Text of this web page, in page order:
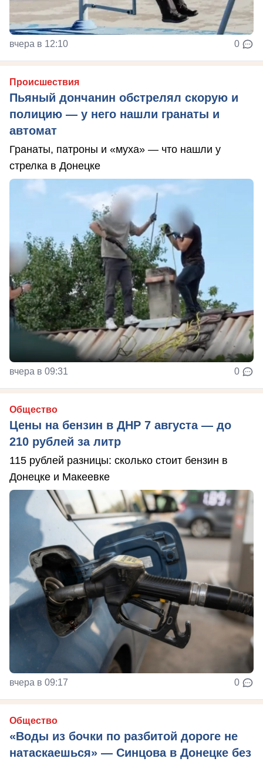
вчера в 12:10 0
Происшествия
Пьяный дончанин обстрелял скорую и
полицию — у него нашли гранаты и
автомат
Гранаты, патроны и «муха» — что нашли у
стрелка в Донецке
вчера в 09:31 0
Общество
Цены на бензин в ДНР 7 августа — до
210 рублей за литр
115 рублей разницы: сколько стоит бензин в
Донецке и Макеевке
вчера в 09:17 0
Общество
«Воды из бочки по разбитой дороге не
натаскаешься» — Синцова в Донецке без